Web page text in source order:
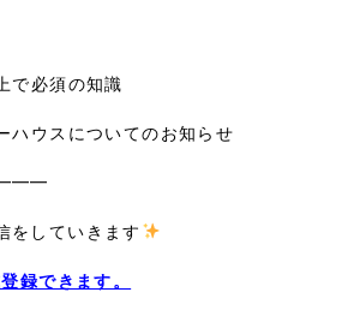
で必須の知識
ハウスについてのお知らせ
をしていきます
録できます。